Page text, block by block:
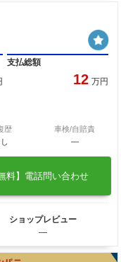
支払総額
12 万円
歴
車検/自賠責
―
無料】電話問い合わせ
ショップレビュー
―